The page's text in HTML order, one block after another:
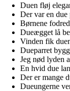
Duen fløj
Der var en due
Børnene
Dueægget lå
Vinden fik
Dueparret
Jeg nød lyden
En hvid due
Der er mange
Dueungerne